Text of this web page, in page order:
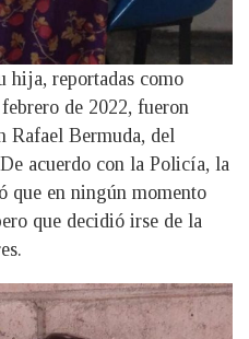
hija, reportadas como
de 2022, fueron
Rafael Bermuda, del
acuerdo con la Policía, la
que en ningún momento
que decidió irse de la